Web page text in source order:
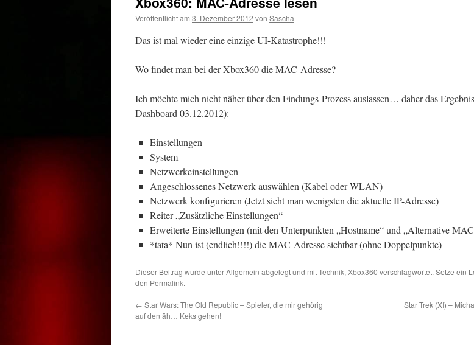
Veröffentlicht am 3. Dezember 2012 von Sascha
Das ist mal wieder eine einzige UI-Katastrophe!!!
Wo findet man bei der Xbox360 die MAC-Adresse?
Ich möchte mich nicht näher über den Findungs-Prozess auslassen… daher das
Dashboard 03.12.2012):
Einstellungen
System
Netzwerkeinstellungen
Angeschlossenes Netzwerk auswählen (Kabel oder WLAN)
Netzwerk konfigurieren (Jetzt sieht man wenigsten die aktuelle IP-Adresse)
Reiter „Zusätzliche Einstellungen“
Erweiterte Einstellungen (mit den Unterpunkten „Hostname“ und „Alternative
*tata* Nun ist (endlich!!!!) die MAC-Adresse sichtbar (ohne Doppelpunkte)
Dieser Beitrag wurde unterAllgemein abgelegt und mitTechnik, Xbox360 verschlagwortet. Setze ein
den Permalink.
← Star Wars: The Old Republic – Spieler, die mir gehörig
auf den äh… Keks gehen!
Star Trek (XI) –